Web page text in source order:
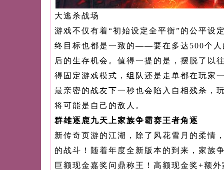
大逃杀战场
游戏不仅有着“初始设定全平衡”的公平设
终目标也都是一致的——要在多达500个人
后的生存机会。值得一提的是，摆脱了以
得固定游戏模式，组队还是走单都在玩家
最亲密的战友下一秒也会陷入自相残杀，
将可能是自己的敌人。
群雄逐鹿九天上家族争霸赛王者角逐
新传奇页游的江湖，除了风花雪月的柔情
的战斗！随着年度全新版本的到来，家族
巨额现金嘉奖问鼎称王！高额现金奖+额